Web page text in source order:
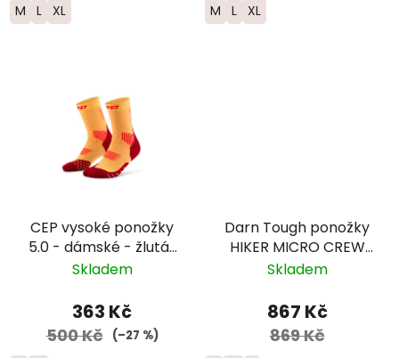
M L XL M L XL
CEP vysoké ponožky
5.0 - dámské - žlutá/
červená
Skladem
363 Kč
500 Kč (–27 %)
Darn Tough ponožky
HIKER MICRO CREW
Midweight Merino -
modré
Skladem
867 Kč
869 Kč